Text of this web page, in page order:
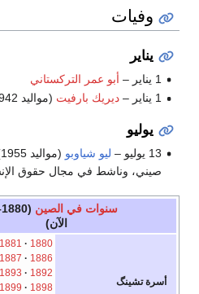
وفيات
يناير
1 يناير –
أبو عمر التركستاني
1 يناير –
ديريك بارفيت (مواليد 1942) فيلسوف بريطاني.
يوليو
13 يوليو – ليو شياوبو
صيني، وناشط في مجال حقوق
سنوات في الصين
الآن)
أسرة تشينگ
1880
1881
1886
1887
1892
1893
1898
1899